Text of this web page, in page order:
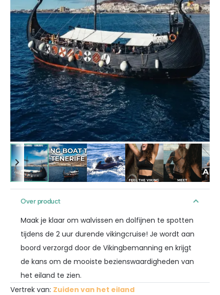
Over product
Maak je klaar om walvissen en dolfijnen te spotten
tijdens de 2 uur durende vikingcruise! Je wordt aan
boord verzorgd door de Vikingbemanning en krijgt
de kans om de mooiste bezienswaardigheden van
het eiland te zien.
Vertrek van: Zuiden van het eiland